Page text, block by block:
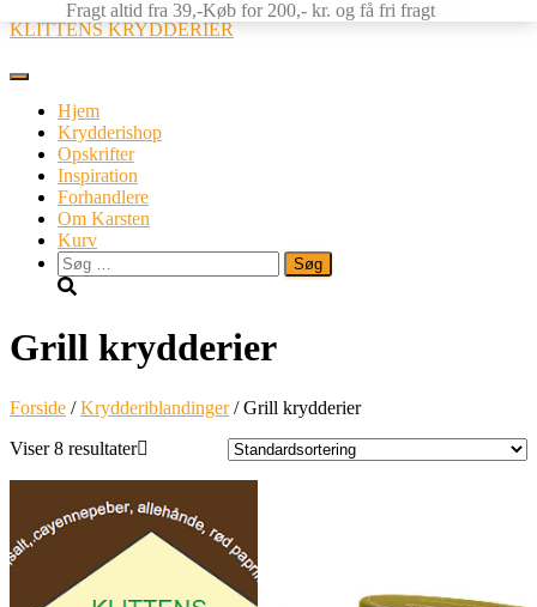
Fragt altid fra 39,-Køb for 200,- kr. og få fri fragt
KLITTENS KRYDDERIER
Skift
navigationHjem
Krydderishop
Opskrifter
Inspiration
Forhandlere
Om Karsten
Kurv
Søg
efter:
Grill krydderier
Forside /Krydderiblandinger/ Grill krydderier
Viser 8 resultater